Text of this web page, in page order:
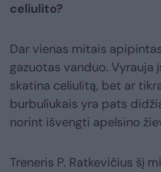
celiulito?
Dar vienas mitais
gazuotas vanduo.
skatina celiulitą, bet ar
burbuliukais yra pats
norint išvengti apelsino
Treneris P. Ratkevičius šį